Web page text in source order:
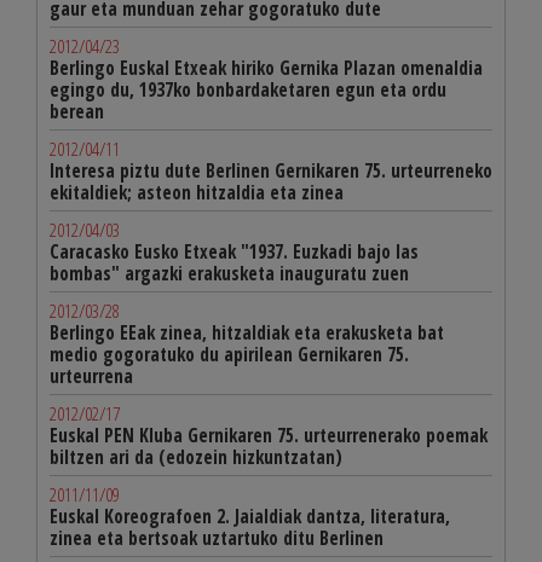
gaur eta munduan zehar gogoratuko dute
2012/04/23
Berlingo Euskal Etxeak hiriko Gernika Plazan omenaldia
egingo du, 1937ko bonbardaketaren egun eta ordu
berean
2012/04/11
Interesa piztu dute Berlinen Gernikaren 75. urteurreneko
ekitaldiek; asteon hitzaldia eta zinea
2012/04/03
Caracasko Eusko Etxeak "1937. Euzkadi bajo las
bombas" argazki erakusketa inauguratu zuen
2012/03/28
Berlingo EEak zinea, hitzaldiak eta erakusketa bat
medio gogoratuko du apirilean Gernikaren 75.
urteurrena
2012/02/17
Euskal PEN Kluba Gernikaren 75. urteurrenerako poemak
biltzen ari da (edozein hizkuntzatan)
2011/11/09
Euskal Koreografoen 2. Jaialdiak dantza, literatura,
zinea eta bertsoak uztartuko ditu Berlinen